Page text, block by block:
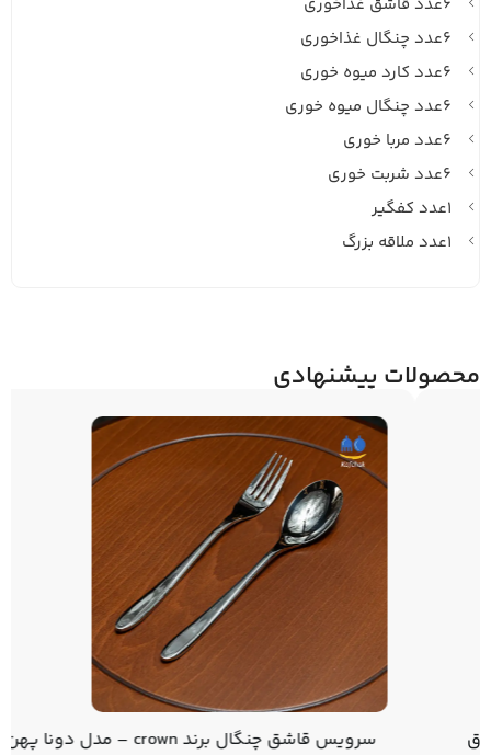
۶عدد چنگال غذاخوری
۶عدد کارد میوه خوری
۶عدد چنگال میوه خوری
۶عدد مربا خوری
۶عدد شربت خوری
۱عدد کفگیر
۱عدد ملاقه بزرگ
محصولات پیشنهادی
سرویس قاشق چنگال برند crown – مدل دونا پهن –